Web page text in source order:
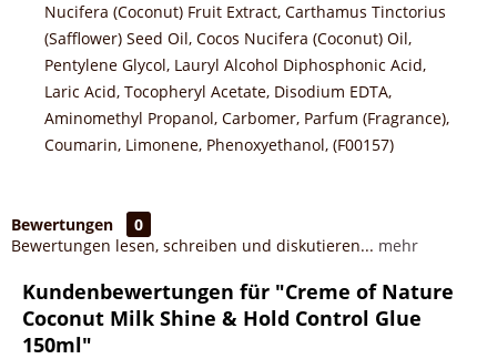
Nucifera (Coconut) Fruit Extract, Carthamus Tinctorius
(Safflower) Seed Oil, Cocos Nucifera (Coconut) Oil,
Pentylene Glycol, Lauryl Alcohol Diphosphonic Acid,
Laric Acid, Tocopheryl Acetate, Disodium EDTA,
Aminomethyl Propanol, Carbomer, Parfum (Fragrance),
Coumarin, Limonene, Phenoxyethanol, (F00157)
Bewertungen
0
Bewertungen lesen, schreiben und diskutieren... mehr
Kundenbewertungen für "Creme of Nature
Coconut Milk Shine & Hold Control Glue
150ml"